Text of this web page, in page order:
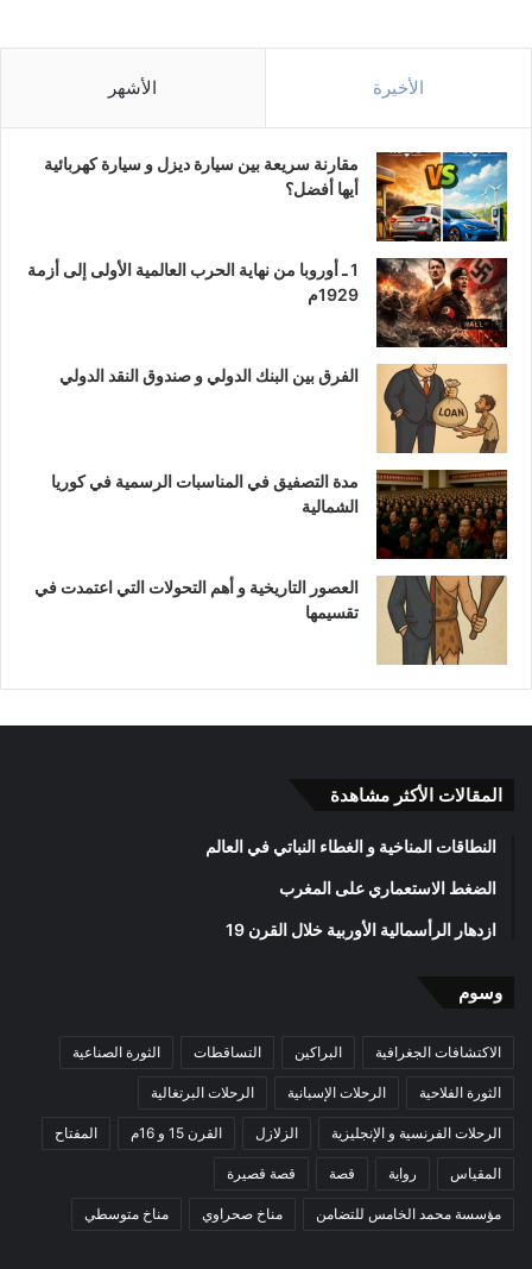
الأخيرة الأشهر
مقارنة سريعة بين سيارة ديزل و سيارة كهربائية
أيها أفضل؟
1 ـ أوروبا من نهاية الحرب العالمية الأولى إلى أزمة
1929م
الفرق بين البنك الدولي و صندوق النقد الدولي
مدة التصفيق في المناسبات الرسمية في كوريا
الشمالية
العصور التاريخية و أهم التحولات التي اعتمدت في
تقسيمها
المقالات الأكثر مشاهدة
النطاقات المناخية و الغطاء النباتي في العالم
الضغط الاستعماري على المغرب
ازدهار الرأسمالية الأوربية خلال القرن 19
وسوم
الاكتشافات الجغرافية البراكين التساقطات الثورة الصناعية
الثورة الفلاحية الرحلات الإسبانية الرحلات البرتغالية
الرحلات الفرنسية و الإنجليزية الزلازل القرن 15 و 16م المفتاح
المقياس رواية قصة قصة قصيرة
مؤسسة محمد الخامس للتضامن مناخ صحراوي مناخ متوسطي